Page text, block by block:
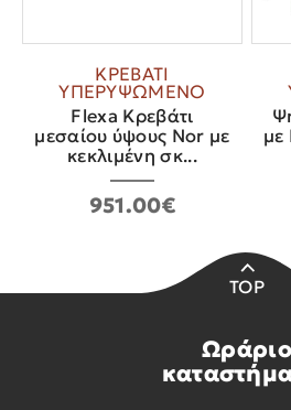
ΚΡΕΒΑΤΙ
ΥΠΕΡΥΨΩΜΕΝΟ
Flexa Κρεβάτι
μεσαίου ύψους Nor με
κεκλιμένη σκ...
951.00€
με
TOP
Ωράριο